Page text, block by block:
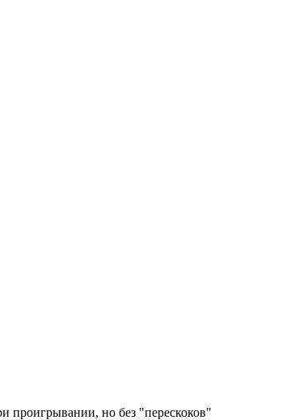
проигрывании, но без "перескоков"